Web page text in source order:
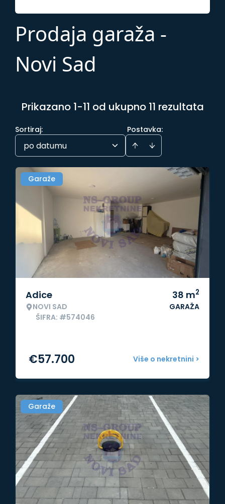
Prodaja garaža -
Novi Sad
Prikazano 1-11 od ukupno 11 rezultata
Postavka:
Sortiraj:
po datumu
Garaže
Adice
NOVI SAD
ŠIFRA: #574046
38 m2
GARAŽA
Više o nekretnini >
€57.700
Garaže